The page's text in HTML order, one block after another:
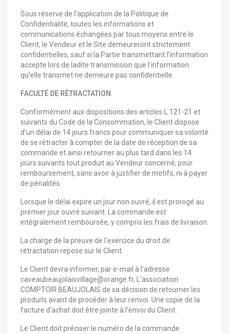
Sous réserve de l’application de la Politique de
Confidentialité, toutes les informations et
communications échangées par tous moyens entre le
Client, le Vendeur et le Site demeureront strictement
confidentielles, sauf si la Partie transmettant l’information
accepte lors de ladite transmission que l’information
qu’elle transmet ne demeure pas confidentielle
FACULTÉ DE RÉTRACTATION
Conformément aux dispositions des articles L 121-21 et
suivants du Code de la Consommation, le Client dispose
d'un délai de 14 jours francs pour communiquer sa volonté
de se rétracter à compter de la date de réception de sa
commande et ainsi retourner au plus tard dans les 14
jours suivants tout produit au Vendeur concerné, pour
remboursement, sans avoir à justifier de motifs, ni à payer
de pénalités.
Lorsque le délai expire un jour non ouvré, il est prorogé au
premier jour ouvré suivant. La commande est
intégralement remboursée, y compris les frais de livraison.
La charge de la preuve de l'exercice du droit de
rétractation repose sur le Client.
Le Client devra informer, par e-mail à l’adresse
caveaubeaujolaisvillage@orange.fr, L'association
COMPTOIR BEAUJOLAIS de sa décision de retourner les
produits avant de procéder à leur renvoi. Une copie de la
facture d’achat doit être jointe à l’envoi du Client.
Le Client doit préciser le numéro de la commande